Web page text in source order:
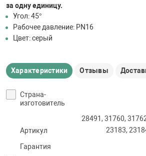
за одну единицу.
Угол: 45°
Рабочее давление: PN16
Цвет: серый
Характеристики Отзывы
Страна-
изготовитель
Артикул
28491, 31760,
23183,
Гарантия